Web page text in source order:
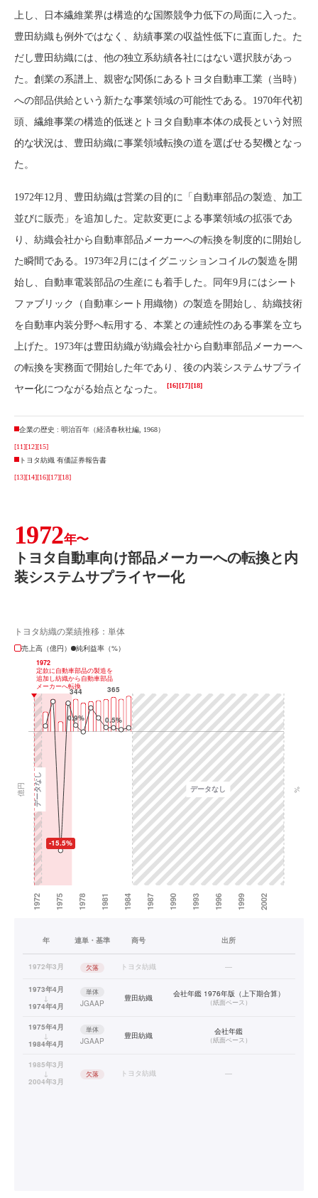
上し、日本繊維業界は構造的な国際競争力低下の局面に入った。
豊田紡織も例外ではなく、紡績事業の収益性低下に直面した。た
だし豊田紡織には、他の独立系紡績各社にはない選択肢があっ
た。創業の系譜上、親密な関係にあるトヨタ自動車工業（当時）
への部品供給という新たな事業領域の可能性である。1970年代初
頭、繊維事業の構造的低迷とトヨタ自動車本体の成長という対照
的な状況は、豊田紡織に事業領域転換の道を選ばせる契機となっ
た。
1972年12月、豊田紡織は営業の目的に「自動車部品の製造、加工
並びに販売」を追加した。定款変更による事業領域の拡張であ
り、紡織会社から自動車部品メーカーへの転換を制度的に開始し
た瞬間である。1973年2月にはイグニッションコイルの製造を開
始し、自動車電装部品の生産にも着手した。同年9月にはシート
ファブリック（自動車シート用織物）の製造を開始し、紡織技術
を自動車内装分野へ転用する、本業との連続性のある事業を立ち
上げた。1973年は豊田紡織が紡織会社から自動車部品メーカーへ
の転換を実務面で開始した年であり、後の内装システムサプライ
ヤー化につながる始点となった。
[16][17][18]
企業の歴史 : 明治百年（経済春秋社編, 1968）
[11][12][15]
トヨタ紡織 有価証券報告書
[13][14][16][17][18]
1972年〜
トヨタ自動車向け部品メーカーへの転換と内
装システムサプライヤー化
トヨタ紡織の業績推移：単体
売上高（億円）
純利益率（%）
年 連単・基準 商号 出所
1972年3月 欠落 トヨタ紡織 —
1973年4月
↓
1974年4月
単体
JGAAP
豊田紡織 会社年鑑 1976年版（上下期合算）
（紙面ベース）
1975年4月
↓
1984年4月
単体
JGAAP
豊田紡織 会社年鑑
（紙面ベース）
1985年3月
↓
2004年3月
欠落 トヨタ紡織 —